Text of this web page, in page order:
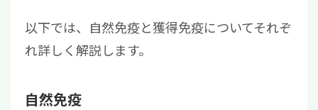
以下では、自然免疫と獲得免疫についてそれぞ
れ詳しく解説します。
自然免疫